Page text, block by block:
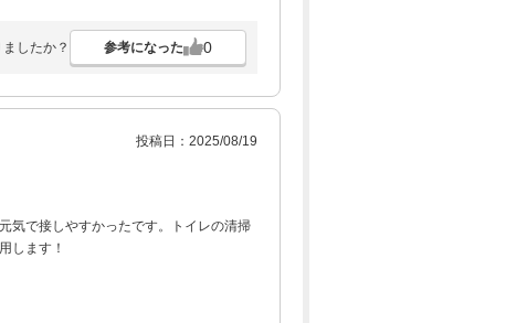
したか？ 参考になった 0
投稿日：2025/08/19
気で接しやすかったです。トイレの清掃
します！